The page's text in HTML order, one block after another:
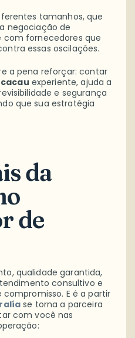
tamanhos, que
negociação de
fornecedores que
essas oscilações.
a pena reforçar: contar
experiente, ajuda a
e segurança
que sua estratégia
da
de
qualidade garantida,
consultivo e
E é a partir
se torna a parceira
com você nas